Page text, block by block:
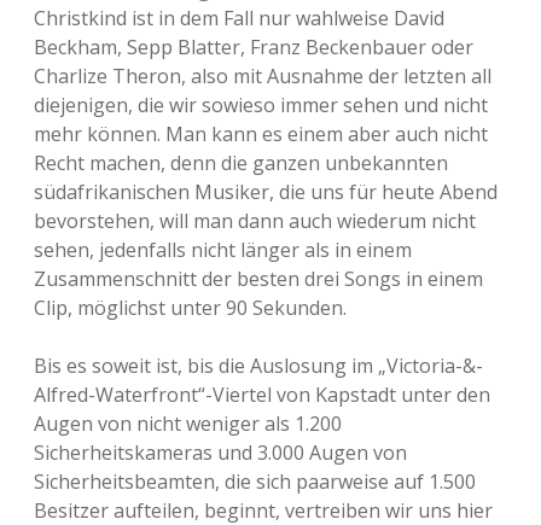
Christkind ist in dem Fall nur wahlweise David
Beckham, Sepp Blatter, Franz Beckenbauer oder
Charlize Theron, also mit Ausnahme der letzten all
diejenigen, die wir sowieso immer sehen und nicht
mehr können. Man kann es einem aber auch nicht
Recht machen, denn die ganzen unbekannten
südafrikanischen Musiker, die uns für heute Abend
bevorstehen, will man dann auch wiederum nicht
sehen, jedenfalls nicht länger als in einem
Zusammenschnitt der besten drei Songs in einem
Clip, möglichst unter 90 Sekunden.
Bis es soweit ist, bis die Auslosung im „Victoria-&-
Alfred-Waterfront“-Viertel von Kapstadt unter den
Augen von nicht weniger als 1.200
Sicherheitskameras und 3.000 Augen von
Sicherheitsbeamten, die sich paarweise auf 1.500
Besitzer aufteilen, beginnt, vertreiben wir uns hier